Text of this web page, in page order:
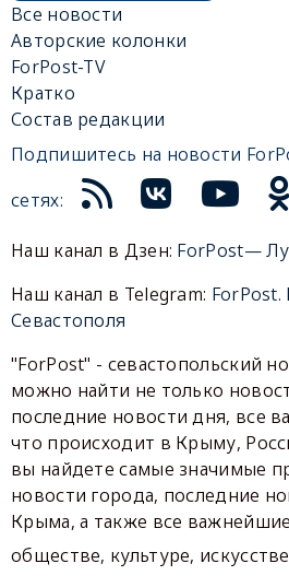
Все новости
Авторские колонки
ForPost-TV
Кратко
Состав редакции
Подпишитесь на новости
сетях:
Наш канал в Дзен: ForPost—
Наш канал в Telegram:
Севастополя
"ForPost" - севастопольский
можно найти не только
последние новости дня, все
что происходит в Крыму,
вы найдете самые значимые
новости города, последние
Крыма, а также все
обществе, культуре,